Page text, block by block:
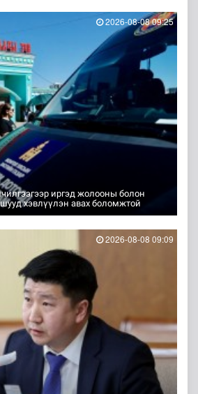
иргэд жолооны болон
хэвлүүлэн авах боломжтой
2026-08-08 09:25
2026-08-08 09:09